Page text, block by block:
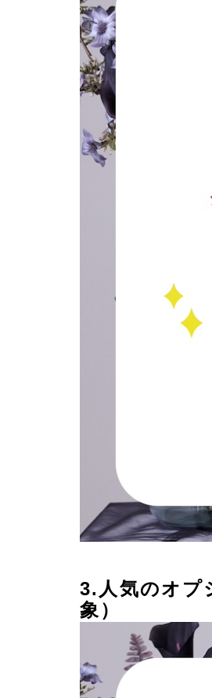
3.人気のオプ
象）